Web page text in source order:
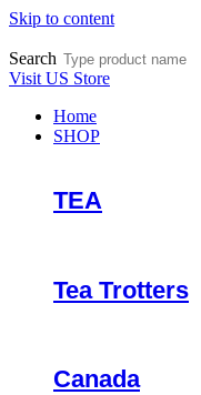
Skip to content
Search
Visit US Store
Home
SHOP
TEA
Tea Trotters
Canada